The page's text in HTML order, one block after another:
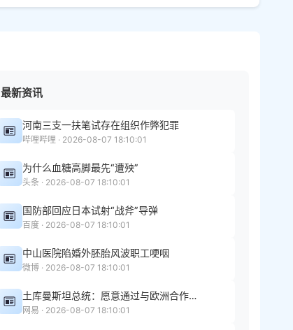
最新资讯
河南三支一扶笔试存在组织作弊犯罪
哔哩哔哩 · 2026-08-07 18:10:01
为什么血糖高脚最先“遭殃”
头条 · 2026-08-07 18:10:01
国防部回应日本试射“战斧”导弹
百度 · 2026-08-07 18:10:01
中山医院陷婚外胚胎风波职工哽咽
微博 · 2026-08-07 18:10:01
土库曼斯坦总统：愿意通过与欧洲合作扩大对全球市场的天然气出口
网易 · 2026-08-07 18:10:01